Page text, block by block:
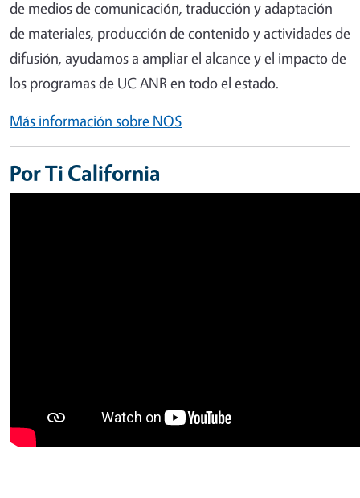
de medios de comunicación, traducción y adaptación
de materiales, producción de contenido y actividades de
difusión, ayudamos a ampliar el alcance y el impacto de
los programas de UC ANR en todo el estado.
Más información sobre NOS
Por Ti California